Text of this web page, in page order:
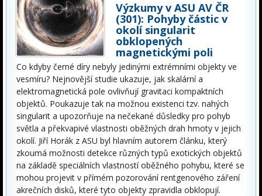
Výzkumy v ASU AV ČR
(301): Pohyby částic v
okolí singularit
obklopených
magnetickými poli
Co kdyby černé díry nebyly jedinými extrémními objekty ve
vesmíru? Nejnovější studie ukazuje, jak skalární a
elektromagnetická pole ovlivňují gravitaci kompaktních
objektů. Poukazuje tak na možnou existenci tzv. nahých
singularit a upozorňuje na nečekané důsledky pro pohyb
světla a překvapivé vlastnosti oběžných drah hmoty v jejich
okolí. Jiří Horák z ASU byl hlavním autorem článku, který
zkoumá možnosti detekce různých typů exotických objektů
na základě speciálních vlastností oběžného pohybu, které se
mohou projevit v přímém pozorování rentgenového záření
akrečních disků, které tyto objekty zpravidla obklopují.